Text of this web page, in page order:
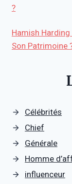
?
Hamish
Son Patrimoine
Célébrités
Chief
Générale
Homme
influenceur